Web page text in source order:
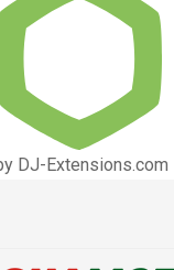
DJ-Extensions.com